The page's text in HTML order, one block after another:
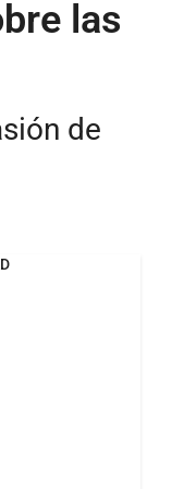
las
de